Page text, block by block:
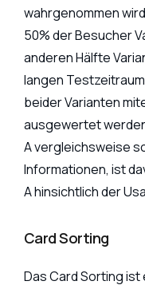
wahrgenommen
50% der Besucher
anderen Hälfte
langen
beider Varianten
ausgewertet
A vergleichsweise
Informationen, ist
A hinsichtlich der
Card Sorting
Das Card Sorting